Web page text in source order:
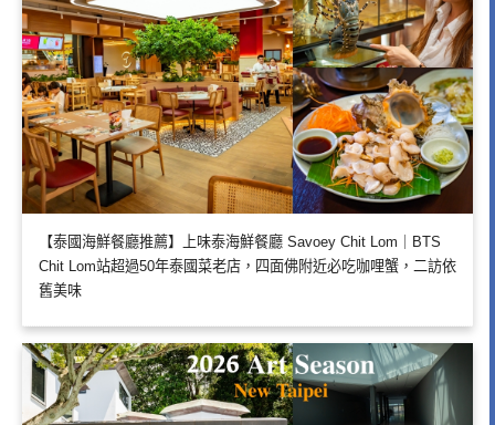
【泰國海鮮餐廳推薦】上味泰海鮮餐廳 Savoey Chit Lom｜BTS
Chit Lom站超過50年泰國菜老店，四面佛附近必吃咖哩蟹，二訪依
舊美味